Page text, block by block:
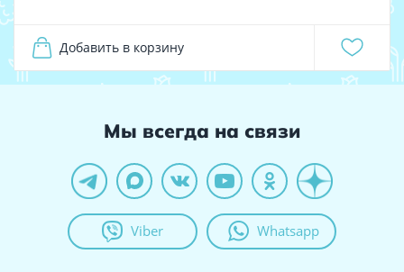
Добавить в корзину
Мы всегда на связи
Viber Whatsapp